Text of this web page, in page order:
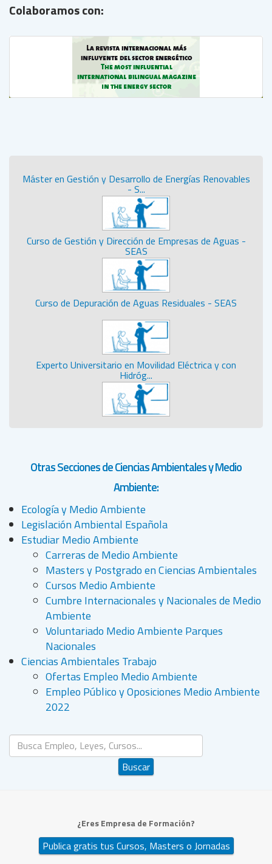
Colaboramos con:
Máster en Gestión y Desarrollo de Energías Renovables
- S...
Curso de Gestión y Dirección de Empresas de Aguas -
SEAS
Curso de Depuración de Aguas Residuales - SEAS
Experto Universitario en Movilidad Eléctrica y con
Hidróg...
Otras Secciones de Ciencias Ambientales y Medio
Ambiente:
Ecología y Medio Ambiente
Legislación Ambiental Española
Estudiar Medio Ambiente
Carreras de Medio Ambiente
Masters y Postgrado en Ciencias Ambientales
Cursos Medio Ambiente
Cumbre Internacionales y Nacionales de Medio
Ambiente
Voluntariado Medio Ambiente Parques
Nacionales
Ciencias Ambientales Trabajo
Ofertas Empleo Medio Ambiente
Empleo Público y Oposiciones Medio Ambiente
2022
Buscar
¿Eres Empresa de Formación?
Publica gratis tus Cursos, Masters o Jornadas